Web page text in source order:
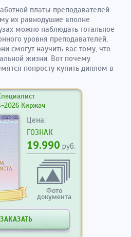
платы преподавателей
их равнодушие вполне
можно наблюдать тотальное
уровня преподавателей,
смогут научить вас тому, что
жизни. Вот почему
попросту купить диплом в
2026 Киржач
Цена:
ГОЗНАК
19.990 руб.
Фото
документа
ЗАКАЗАТЬ